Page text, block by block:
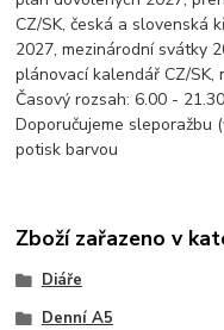
CZ/SK, česká a slovenská
2027, mezinárodní svátky
plánovací kalendář CZ/SK,
Časový rozsah: 6.00 -
Doporučujeme sleporažbu
potisk barvou
Zboží zařazeno v
Diáře
Denní A5